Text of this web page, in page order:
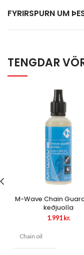
FYRIRSPURN UM
TENGDAR
M-Wave Chain
keðjuolía
1.991 kr.
Chain oil